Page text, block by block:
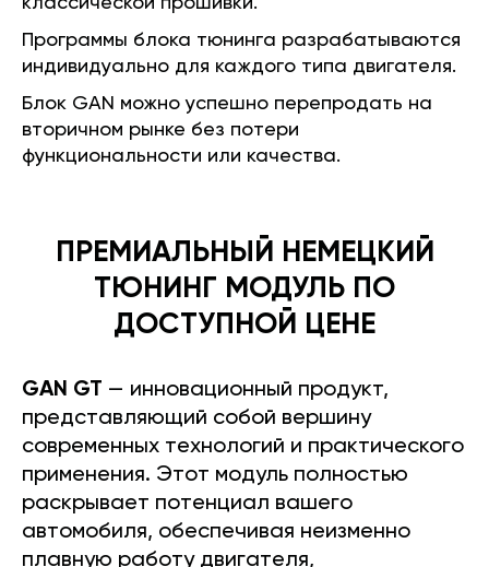
Программы блока тюнинга разрабатываются
индивидуально для каждого типа двигателя.
Блок GAN можно успешно перепродать на
вторичном рынке без потери
функциональности или качества.
ПРЕМИАЛЬНЫЙ НЕМЕЦКИЙ
ТЮНИНГ МОДУЛЬ ПО
ДОСТУПНОЙ ЦЕНЕ
GAN GT — инновационный продукт,
представляющий собой вершину
современных технологий и практического
применения. Этот модуль полностью
раскрывает потенциал вашего
автомобиля, обеспечивая неизменно
плавную работу двигателя,